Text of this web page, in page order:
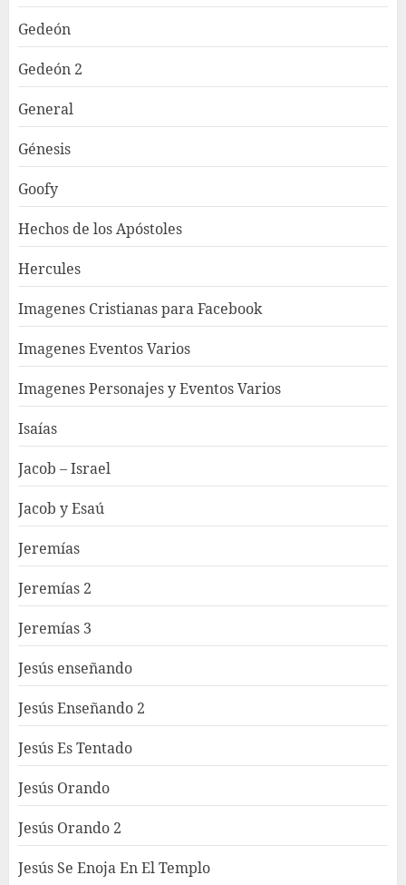
Gedeón
Gedeón 2
General
Génesis
Goofy
Hechos de los Apóstoles
Hercules
Imagenes Cristianas para Facebook
Imagenes Eventos Varios
Imagenes Personajes y Eventos Varios
Isaías
Jacob – Israel
Jacob y Esaú
Jeremías
Jeremías 2
Jeremías 3
Jesús enseñando
Jesús Enseñando 2
Jesús Es Tentado
Jesús Orando
Jesús Orando 2
Jesús Se Enoja En El Templo